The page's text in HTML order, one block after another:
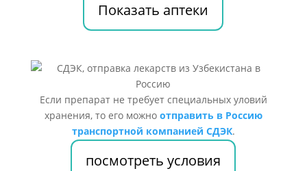
Показать аптеки
Если препарат не требует специальных уловий
хранения, то его можно отправить в Россию
транспортной компанией СДЭК.
посмотреть условия